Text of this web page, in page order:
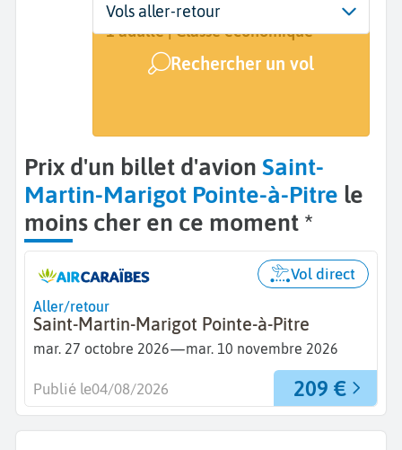
Départ
Marigot (SFG)
Dates
27 oct. - 10 nov.
Voyageurs | Classe
1 adulte | Classe économique
Rechercher un vol
Vols aller-retour
Prix d'un billet d'avion Saint-
Martin-Marigot Pointe-à-Pitre le
moins cher en ce moment *
Aller/retour
Saint-Martin-Marigot Pointe-à-Pitre
mar. 27 octobre 2026—mar. 10 novembre 2026
Vol direct
209 €
Publié le04/08/2026